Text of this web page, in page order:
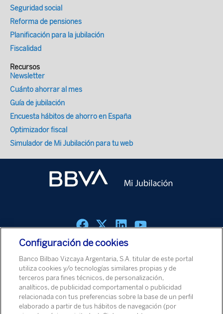
Seguridad social
Reforma de pensiones
Planificación para la jubilación
Fiscalidad
Recursos
Newsletter
Cuánto ahorrar al mes
Guía de jubilación
Encuesta hábitos de ahorro en España
Optimizador fiscal
Simulador de Mi Jubilación para tu web
Política de cookies Aviso Legal
Política de Protección de Datos
Aviso de Seguridad
© Banco Bilbao Vizcaya Argentaria, S.A. 2026
Configuración de cookies
Banco Bilbao Vizcaya Argentaria, S.A. titular de este portal
utiliza cookies y/o tecnologías similares propias y de
terceros para fines técnicos, de personalización,
analíticos, de publicidad comportamental o publicidad
relacionada con tus preferencias sobre la base de un perfil
elaborado a partir de tus hábitos de navegación (por